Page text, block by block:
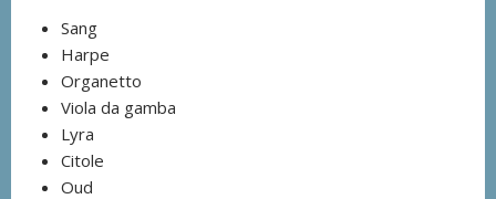
Sang
Harpe
Organetto
Viola da gamba
Lyra
Citole
Oud